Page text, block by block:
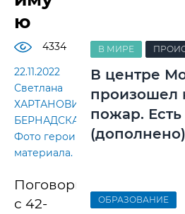
ю
4334
22.11.2022
Светлана
ХАРТАНОВИЧ-
БЕРНАДСКАЯ.
Фото героини
материала.
Поговорили
с 42-
В МИРЕ
В центре
произошел
пожар.
(дополнено)
ОБРАЗОВАНИЕ